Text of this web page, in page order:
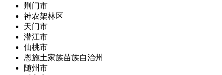
荆门市
神农架林区
天门市
潜江市
仙桃市
恩施土家族苗族自治州
随州市